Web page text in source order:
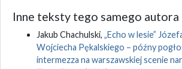
Inne teksty tego samego autora
Jakub Chachulski, „Echo w lesie”
Wojciecha Pękalskiego – późny
intermezza na warszawskiej scenie